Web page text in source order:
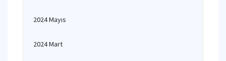
2024 Mayıs
2024 Mart